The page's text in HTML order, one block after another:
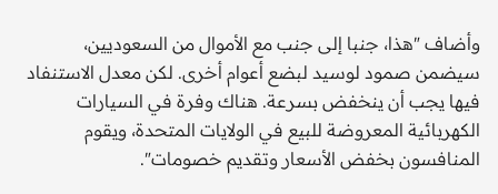
وأضاف "هذا، جنبا إلى جنب مع الأموال من السعوديين،
سيضمن صمود لوسيد لبضع أعوام أخرى. لكن معدل الاستنفاد
فيها يجب أن ينخفض بسرعة. هناك وفرة في السيارات
الكهربائية المعروضة للبيع في الولايات المتحدة، ويقوم
المنافسون بخفض الأسعار وتقديم خصومات".